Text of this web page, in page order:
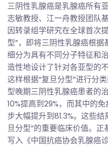
三阴性乳腺癌是乳腺癌所有
志敏教授、江一舟教授团队
因转录组学研究在全球首次
型”，即将三阴性乳腺癌根
细分为具有不同分子特征和
造性地设计了针对各亚型的
这样根据“复旦分型”进行分
型晚期三阴性乳腺癌患者的
10%提高到29%，而其中的
步大幅提升到81.3%。这些
旦分型”的重要临床价值。
写入《中国抗癌协会乳腺癌